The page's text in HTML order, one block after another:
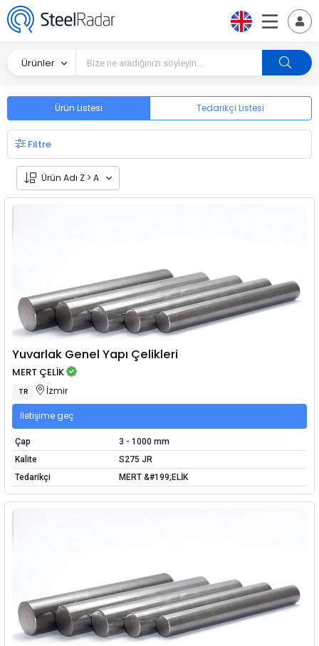
Ürünler
Ürün Listesi Tedarikçi Listesi
Filtre
Ürün Adı Z > A
Yuvarlak Genel Yapı Çelikleri
MERT ÇELİK
TR İzmir
İletişime geç
Çap
3 - 1000 mm
Kalite
S275 JR
Tedarikçi
MERT &#199;ELİK